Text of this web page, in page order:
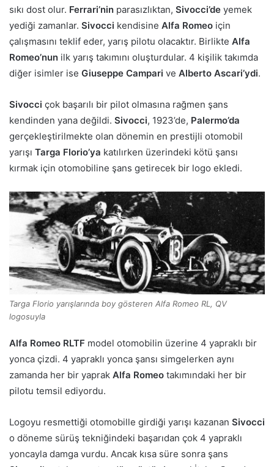
sıkı dost olur. Ferrari’nin parasızlıktan, Sivocci’de yemek
yediği zamanlar. Sivocci kendisine Alfa Romeo için
çalışmasını teklif eder, yarış pilotu olacaktır. Birlikte Alfa
Romeo’nun ilk yarış takımını oluşturdular. 4 kişilik takımda
diğer isimler ise Giuseppe Campari ve Alberto Ascari’ydi.
Sivocci çok başarılı bir pilot olmasına rağmen şans
kendinden yana değildi. Sivocci, 1923’de, Palermo’da
gerçekleştirilmekte olan dönemin en prestijli otomobil
yarışı Targa Florio’ya katılırken üzerindeki kötü şansı
kırmak için otomobiline şans getirecek bir logo ekledi.
Targa Florio yarışlarında boy gösteren Alfa Romeo RL, QV
logosuyla
Alfa Romeo RLTF model otomobilin üzerine 4 yapraklı bir
yonca çizdi. 4 yapraklı yonca şansı simgelerken aynı
zamanda her bir yaprak Alfa Romeo takımındaki her bir
pilotu temsil ediyordu.
Logoyu resmettiği otomobille girdiği yarışı kazanan Sivocci
o döneme sürüş tekniğindeki başarıdan çok 4 yapraklı
yoncayla damga vurdu. Ancak kısa süre sonra şans